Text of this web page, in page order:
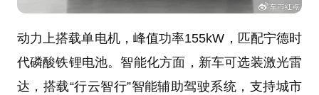
动力上搭载单电机，峰值功率155kW，匹配宁德时
代磷酸铁锂电池。智能化方面，新车可选装激光雷
达，搭载“行云智行”智能辅助驾驶系统，支持城市